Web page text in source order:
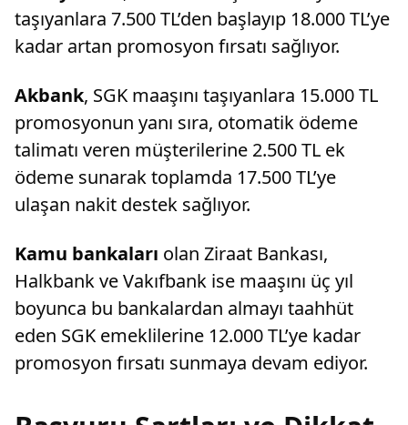
taşıyanlara 7.500 TL’den başlayıp 18.000 TL’ye
kadar artan promosyon fırsatı sağlıyor.
Akbank, SGK maaşını taşıyanlara 15.000 TL
promosyonun yanı sıra, otomatik ödeme
talimatı veren müşterilerine 2.500 TL ek
ödeme sunarak toplamda 17.500 TL’ye
ulaşan nakit destek sağlıyor.
Kamu bankaları olan Ziraat Bankası,
Halkbank ve Vakıfbank ise maaşını üç yıl
boyunca bu bankalardan almayı taahhüt
eden SGK emeklilerine 12.000 TL’ye kadar
promosyon fırsatı sunmaya devam ediyor.